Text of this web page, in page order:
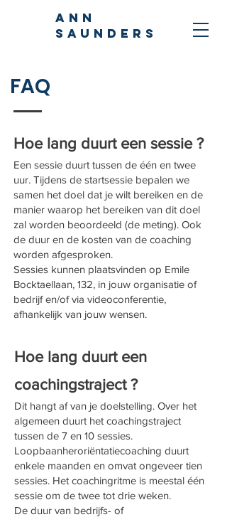
ANN
SAUNDERS
FAQ
Hoe lang duurt een sessie ?
Een sessie duurt tussen de één en twee
uur. Tijdens de startsessie bepalen we
samen het doel dat je wilt bereiken en de
manier waarop het bereiken van dit doel
zal worden beoordeeld (de meting). Ook
de duur en de kosten van de coaching
worden afgesproken.
Sessies kunnen plaatsvinden op Emile
Bocktaellaan, 132, in jouw organisatie of
bedrijf en/of via videoconferentie,
afhankelijk van jouw wensen.
Hoe lang duurt een
coachingstraject ?
Dit hangt af van je doelstelling. Over het
algemeen duurt het coachingstraject
tussen de 7 en 10 sessies.
Loopbaanheroriëntatiecoaching duurt
enkele maanden en omvat ongeveer tien
sessies. Het coachingritme is meestal één
sessie om de twee tot drie weken.
De duur van bedrijfs- of